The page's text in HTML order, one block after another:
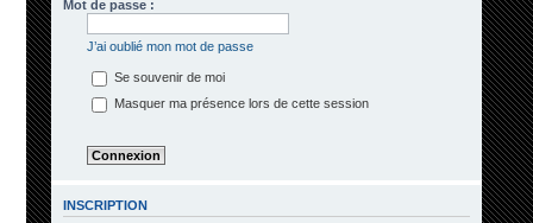
Mot de passe :
J’ai oublié mon mot de passe
Se souvenir de moi
Masquer ma présence lors de cette session
INSCRIPTION